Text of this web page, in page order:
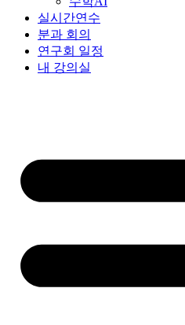
실시간연수
분과 회의
연구회 일정
내 강의실